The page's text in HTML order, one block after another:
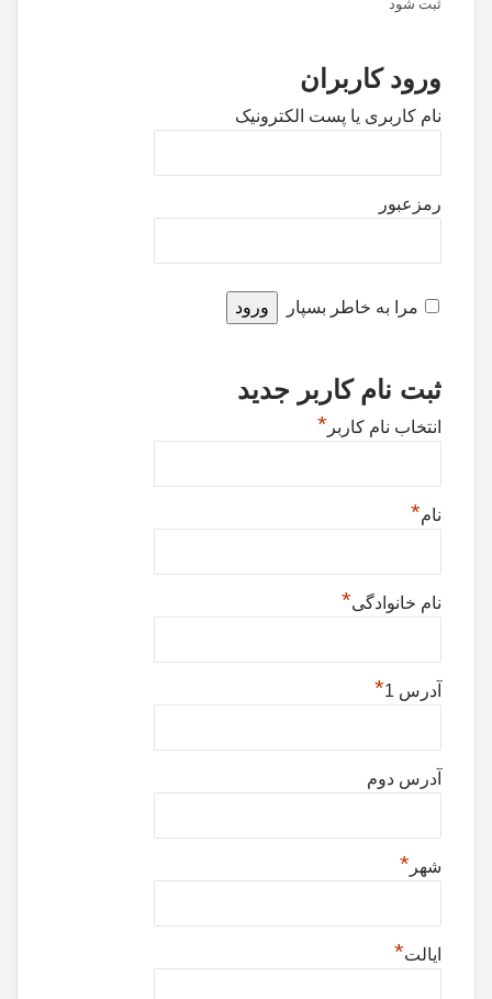
ثبت شود
ورود کاربران
نام کاربری یا پست الکترونیک
رمزعبور
مرا به خاطر بسپار
ثبت نام کاربر جدید
انتخاب نام کاربر *
نام*
نام خانوادگی*
آدرس 1 *
آدرس دوم
شهر *
ایالت*